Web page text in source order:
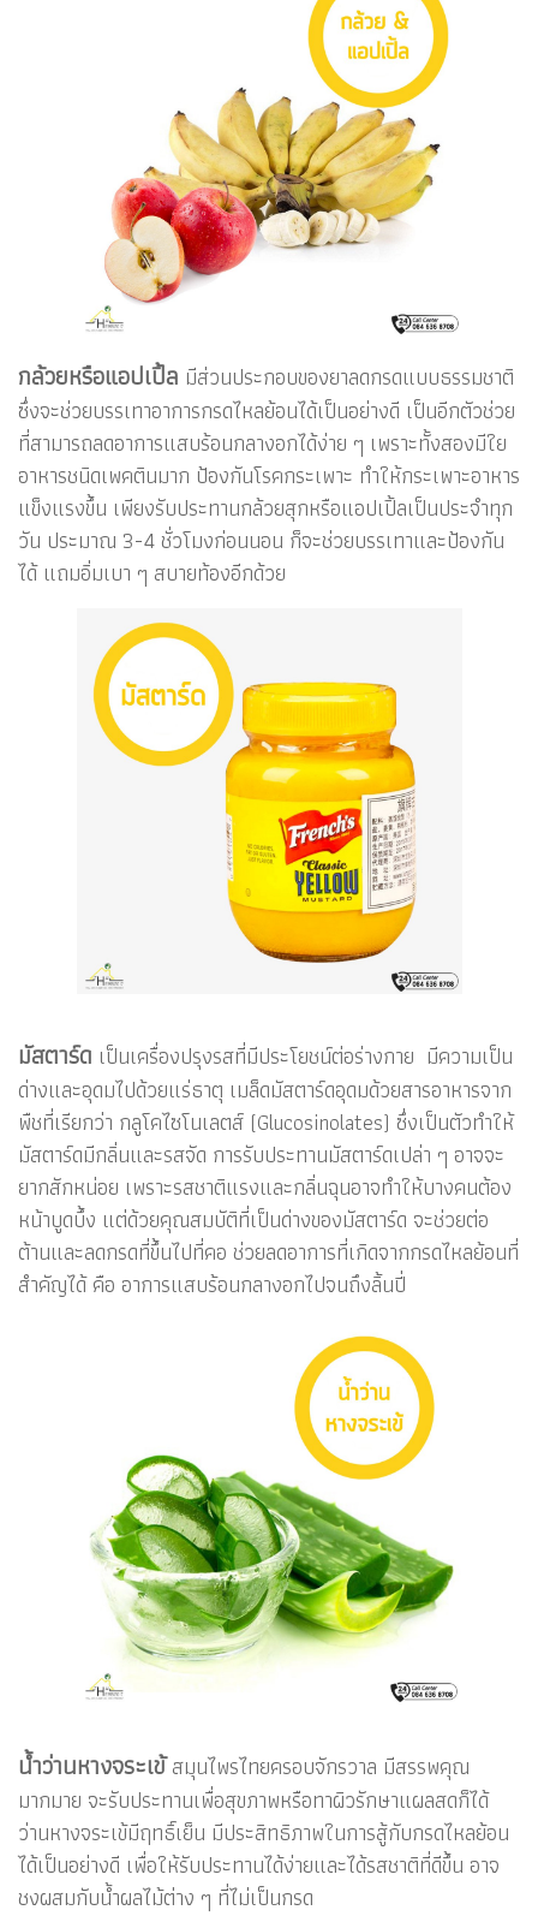
กล้วยหรือแอปเปิ้ล มีส่วนประกอบของยาลดกรดแบบธรรมชาติ
ซึ่งจะช่วยบรรเทาอาการกรดไหลย้อนได้เป็นอย่างดี เป็นอีกตัวช่วย
ที่สามารถลดอาการแสบร้อนกลางอกได้ง่าย ๆ เพราะทั้งสองมีใย
อาหารชนิดเพคตินมาก ป้องกันโรคกระเพาะ ทำให้กระเพาะอาหาร
แข็งแรงขึ้น เพียงรับประทานกล้วยสุกหรือแอปเปิ้ลเป็นประจำทุก
วัน ประมาณ 3-4 ชั่วโมงก่อนนอน ก็จะช่วยบรรเทาและป้องกัน
ได้ แถมอิ่มเบา ๆ สบายท้องอีกด้วย
มัสตาร์ด เป็นเครื่องปรุงรสที่มีประโยชน์ต่อร่างกาย มีความเป็น
ด่างและอุดมไปด้วยแร่ธาตุ เมล็ดมัสตาร์ดอุดมด้วยสารอาหารจาก
พืชที่เรียกว่า กลูโคไซโนเลตส์ (Glucosinolates) ซึ่งเป็นตัวทำให้
มัสตาร์ดมีกลิ่นและรสจัด การรับประทานมัสตาร์ดเปล่า ๆ อาจจะ
ยากสักหน่อย เพราะรสชาติแรงและกลิ่นฉุนอาจทำให้บางคนต้อง
หน้าบูดบึ้ง แต่ด้วยคุณสมบัติที่เป็นด่างของมัสตาร์ด จะช่วยต่อ
ต้านและลดกรดที่ขึ้นไปที่คอ ช่วยลดอาการที่เกิดจากกรดไหลย้อนที่
สำคัญได้ คือ อาการแสบร้อนกลางอกไปจนถึงลิ้นปี่
น้ำว่านหางจระเข้สมุนไพรไทยครอบจักรวาล มีสรรพคุณ
มากมาย จะรับประทานเพื่อสุขภาพหรือทาผิวรักษาแผลสดก็ได้
ว่านหางจระเข้มีฤทธิ์เย็น มีประสิทธิภาพในการสู้กับกรดไหลย้อน
ได้เป็นอย่างดี เพื่อให้รับประทานได้ง่ายและได้รสชาติที่ดีขึ้น อาจ
ชงผสมกับน้ำผลไม้ต่าง ๆ ที่ไม่เป็นกรด